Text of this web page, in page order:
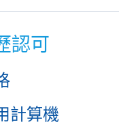
認可
計算機